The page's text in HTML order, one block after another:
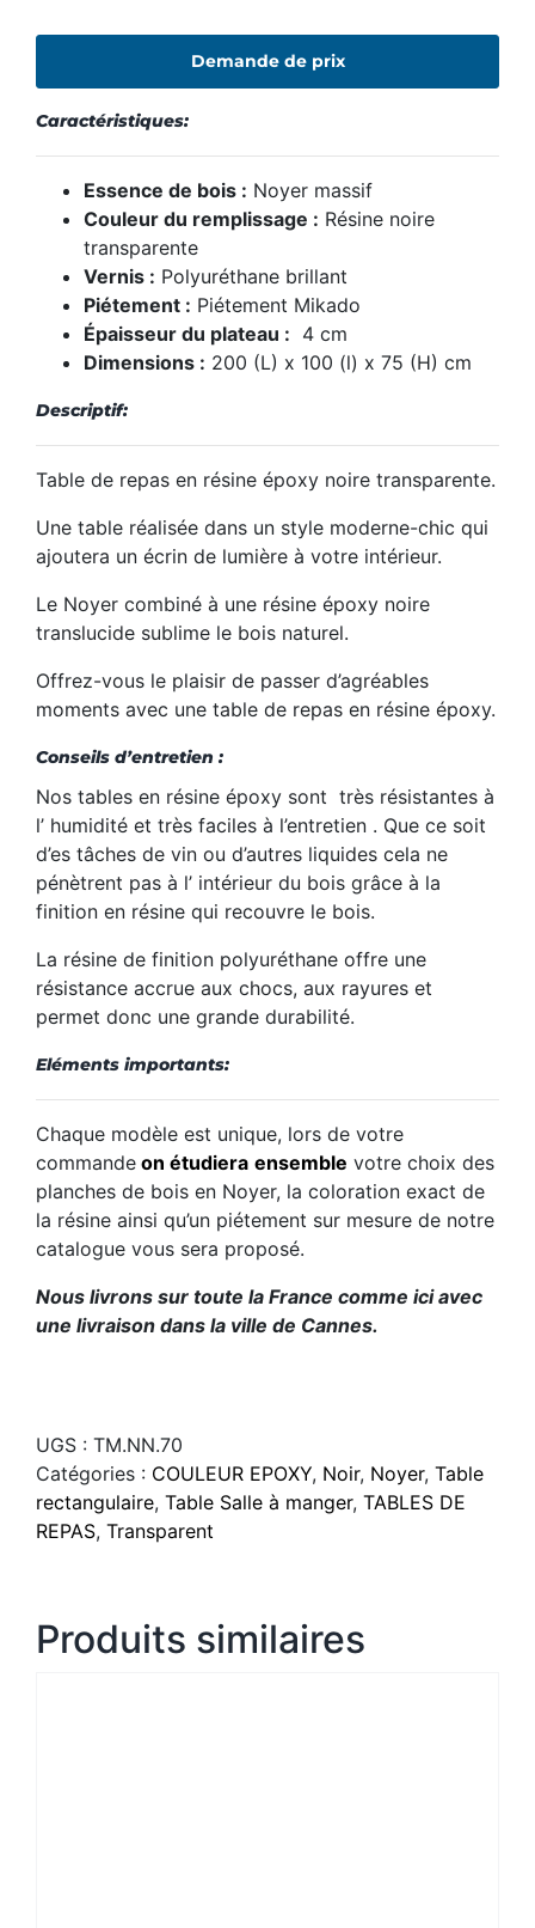
Demande de prix
Caractéristiques:
Essence de bois : Noyer massif
Couleur du remplissage : Résine noire
transparente
Vernis : Polyuréthane brillant
Piétement : Piétement Mikado
Épaisseur du plateau : 4 cm
Dimensions : 200 (L) x 100 (l) x 75 (H) cm
Descriptif:
Table de repas en résine époxy noire transparente.
Une table réalisée dans un style moderne-chic qui
ajoutera un écrin de lumière à votre intérieur.
Le Noyer combiné à une résine époxy noire
translucide sublime le bois naturel.
Offrez-vous le plaisir de passer d’agréables
moments avec une table de repas en résine époxy.
Conseils d’entretien :
Nos tables en résine époxy sont très résistantes à
l’ humidité et très faciles à l’entretien . Que ce soit
d’es tâches de vin ou d’autres liquides cela ne
pénètrent pas à l’ intérieur du bois grâce à la
finition en résine qui recouvre le bois.
La résine de finition polyuréthane offre une
résistance accrue aux chocs, aux rayures et
permet donc une grande durabilité.
Eléments importants:
Chaque modèle est unique, lors de votre
commande on étudiera ensemble votre choix des
planches de bois en Noyer, la coloration exact de
la résine ainsi qu’un piétement sur mesure de notre
catalogue vous sera proposé.
Nous livrons sur toute la France comme ici avec
une livraison dans la ville de Cannes.
UGS : TM.NN.70
Catégories : COULEUR EPOXY, Noir, Noyer, Table
rectangulaire, Table Salle à manger, TABLES DE
REPAS, Transparent
Produits similaires